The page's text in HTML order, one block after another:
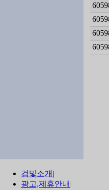
검빛소개 |
광고,제휴안내 |